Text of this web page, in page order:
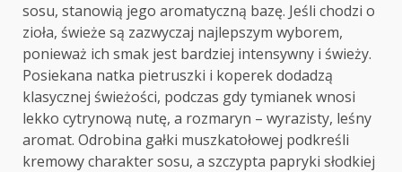
sosu, stanowią jego aromatyczną bazę. Jeśli chodzi o
zioła, świeże są zazwyczaj najlepszym wyborem,
ponieważ ich smak jest bardziej intensywny i świeży.
Posiekana natka pietruszki i koperek dodadzą
klasycznej świeżości, podczas gdy tymianek wnosi
lekko cytrynową nutę, a rozmaryn – wyrazisty, leśny
aromat. Odrobina gałki muszkatołowej podkreśli
kremowy charakter sosu, a szczypta papryki słodkiej